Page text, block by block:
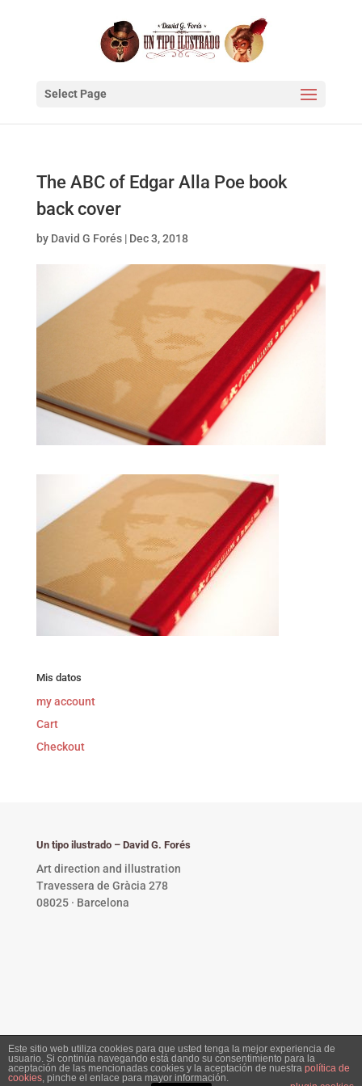
Select Page
The ABC of Edgar Alla Poe book
back cover
by David G Forés| Dec 3, 2018
Mis datos
my account
Cart
Checkout
Un tipo ilustrado – David G. Forés
Art direction and illustration
Travessera de Gràcia 278
08025 · Barcelona
Privacy Policy •Copyright © 2023 David G. Forés. All
rights reserved.
Este sitio web utiliza cookies para que usted tenga la mejor experiencia de
usuario. Si continúa navegando está dando su consentimiento para la
aceptación de las mencionadas cookies y la aceptación de nuestra política de
cookies, pinche el enlace para mayor información.